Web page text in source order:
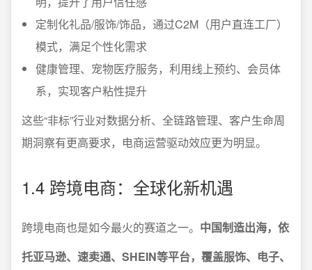
定制化礼品/服饰/饰品，通过C2M（用户直连工厂）
模式，满足个性化需求
健康管理、宠物医疗服务，利用线上预约、会员体
系，实现客户粘性提升
这些“非标”行业对数据分析、全链路管理、客户生命周
期洞察有更高要求，电商运营驱动效应更为明显。
1.4 跨境电商：全球化新机遇
跨境电商也是如今最火的赛道之一。 中国制造出海，依
托亚马逊、速卖通、SHEIN等平台，覆盖服饰、电子、